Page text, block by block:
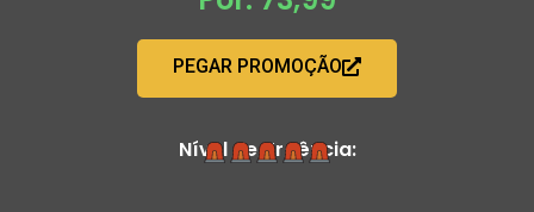
PEGAR PROMOÇÃO
Nível de Urgência: